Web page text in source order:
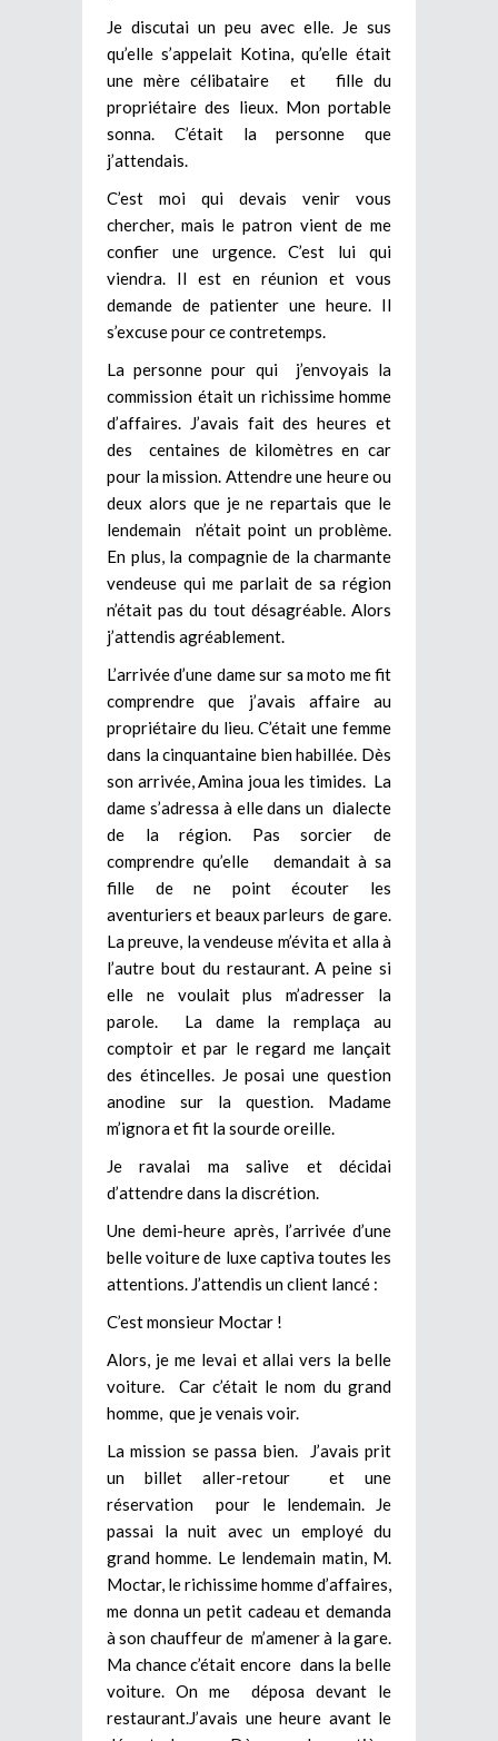
Je discutai un peu avec elle. Je sus
qu’elle s’appelait Kotina, qu’elle était
une mère célibataire et fille du
propriétaire des lieux. Mon portable
sonna. C’était la personne que
j’attendais.
C’est moi qui devais venir vous
chercher, mais le patron vient de me
confier une urgence. C’est lui qui
viendra. Il est en réunion et vous
demande de patienter une heure. Il
s’excuse pour ce contretemps.
La personne pour qui j’envoyais la
commission était un richissime homme
d’affaires. J’avais fait des heures et
des centaines de kilomètres en car
pour la mission. Attendre une heure ou
deux alors que je ne repartais que le
lendemain n’était point un problème.
En plus, la compagnie de la charmante
vendeuse qui me parlait de sa région
n’était pas du tout désagréable. Alors
j’attendis agréablement.
L’arrivée d’une dame sur sa moto me fit
comprendre que j’avais affaire au
propriétaire du lieu. C’était une femme
dans la cinquantaine bien habillée. Dès
son arrivée, Amina joua les timides. La
dame s’adressa à elle dans un dialecte
de la région. Pas sorcier de
comprendre qu’elle demandait à sa
fille de ne point écouter les
aventuriers et beaux parleurs de gare.
La preuve, la vendeuse m’évita et alla à
l’autre bout du restaurant. A peine si
elle ne voulait plus m’adresser la
parole. La dame la remplaça au
comptoir et par le regard me lançait
des étincelles. Je posai une question
anodine sur la question. Madame
m’ignora et fit la sourde oreille.
Je ravalai ma salive et décidai
d’attendre dans la discrétion.
Une demi-heure après, l’arrivée d’une
belle voiture de luxe captiva toutes les
attentions. J’attendis un client lancé :
C’est monsieur Moctar !
Alors, je me levai et allai vers la belle
voiture. Car c’était le nom du grand
homme, que je venais voir.
La mission se passa bien. J’avais prit
un billet aller-retour et une
réservation pour le lendemain. Je
passai la nuit avec un employé du
grand homme. Le lendemain matin, M.
Moctar, le richissime homme d’affaires,
me donna un petit cadeau et demanda
à son chauffeur de m’amener à la gare.
Ma chance c’était encore dans la belle
voiture. On me déposa devant le
restaurant.J’avais une heure avant le